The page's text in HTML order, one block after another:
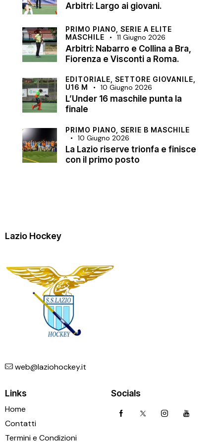
Arbitri: Largo ai giovani.
PRIMO PIANO, SERIE A ELITE
MASCHILE
11 Giugno 2026
Arbitri: Nabarro e Collina a Bra,
Fiorenza e Visconti a Roma.
EDITORIALE, SETTORE GIOVANILE,
U16 M
10 Giugno 2026
L’Under 16 maschile punta la
finale
PRIMO PIANO, SERIE B MASCHILE
10 Giugno 2026
La Lazio riserve trionfa e finisce
con il primo posto
Lazio Hockey
web@laziohockey.it
Links
Home
Contatti
Termini e Condizioni
Socials